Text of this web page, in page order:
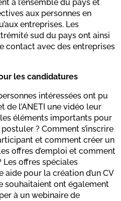
à l’ensemble du pays et
aux personnes en
entreprises. Les
sud du pays ont ainsi
contact avec des entreprises
les candidatures
intéressées ont pu
de l’ANETI une vidéo leur
éléments importants pour
? Comment s’inscrire
et comment créer un
offres d’emploi et comment
Les offres spéciales
pour la création d’un CV
souhaitaient ont également
à un webinaire de